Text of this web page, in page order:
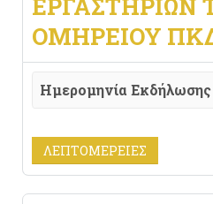
ΕΡΓΑΣΤΗΡΊΩΝ
ΟΜΗΡΕΊΟΥ
Ημερομηνία Εκδήλωσης
ΛΕΠΤΟΜΈΡΕΙΕΣ